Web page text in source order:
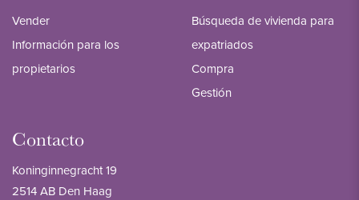
Vender
Información para los
propietarios
Búsqueda de vivienda para
expatriados
Compra
Gestión
Contacto
Koninginnegracht 19
2514 AB Den Haag